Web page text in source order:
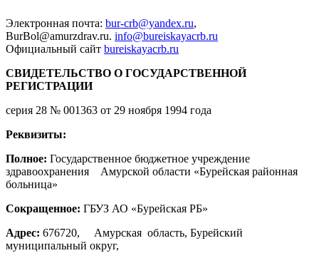
Электронная почта: bur-crb@yandex.ru,
BurBol@amurzdrav.ru. info@bureiskayacrb.ru
Официальный сайт bureiskayacrb.ru
СВИДЕТЕЛЬСТВО О ГОСУДАРСТВЕННОЙ
РЕГИСТРАЦИИ
серия 28 № 001363 от 29 ноября 1994 года
Реквизиты:
Полное: Государственное бюджетное учреждение
здравоохранения Амурской области «Бурейская районная
больница»
Сокращенное: ГБУЗ АО «Бурейская РБ»
Адрес: 676720, Амурская область, Бурейский
муниципальный округ,